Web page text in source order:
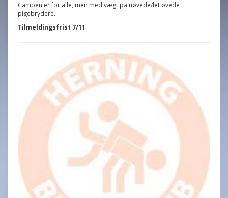
Campen er for alle, men med vægt på uøvede/let øvede
pigebrydere.
Tilmeldingsfrist 7/11